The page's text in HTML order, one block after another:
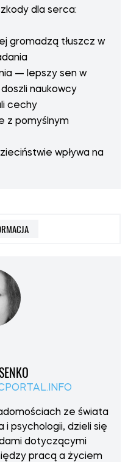
dla serca:
gromadzą tłuszcz w
— lepszy sen w
naukowcy
cechy
z pomyślnym
wpływa na
ze świata
i psychologii, dzieli się
dotyczącymi
pracą a życiem